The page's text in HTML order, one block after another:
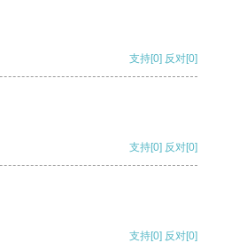
支持[0] 反对[0]
支持[0] 反对[0]
支持[0] 反对[0]